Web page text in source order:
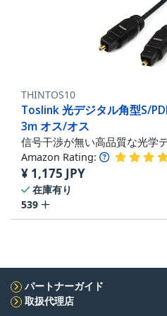
THINTOS10
Toslink 光デジタル角型S/
3m オス/オス
信号干渉が無い高品質な光学
Amazon Rating:
¥ 1,175 JPY
在庫有り
539
パートナーガイド
取扱代理店